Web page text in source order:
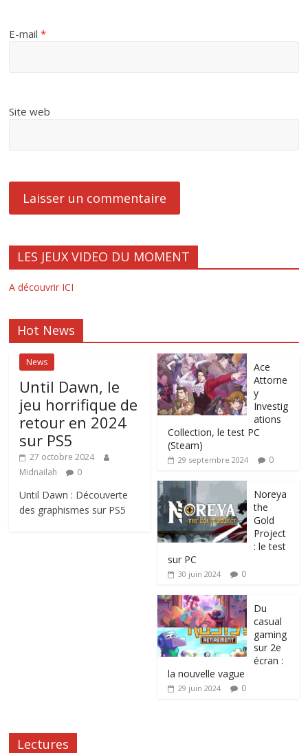
E-mail*
Site web
LES JEUX VIDEO DU MOMENT
A découvrir ICI
Hot News
News
Until Dawn, le
jeu horrifique de
retour en 2024
sur PS5
27 octobre 2024
Midnailah
0
Until Dawn : Découverte
des graphismes sur PS5
Ace
Attorne
y
Investig
ations
Collection, le test PC
(Steam)
29 septembre 2024 0
Noreya
the
Gold
Project
: le test
sur PC
30 juin 2024 0
Du
casual
gaming
sur 2e
écran :
la nouvelle vague
29 juin 2024 0
Lectures